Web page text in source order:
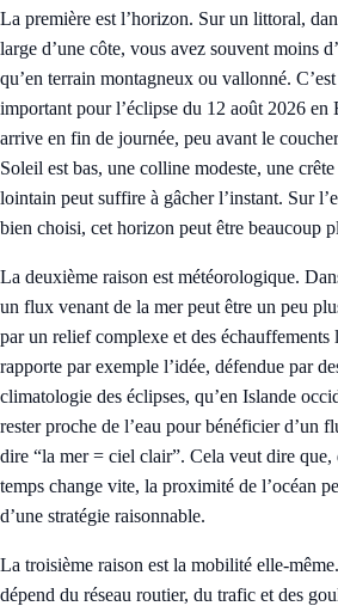
La première est l’horizon. Sur un littoral,
large d’une côte, vous avez souvent moins
qu’en terrain montagneux ou vallonné.
important pour l’éclipse du 12 août 2026 en
arrive en fin de journée, peu avant le
Soleil est bas, une colline modeste, une
lointain peut suffire à gâcher l’instant. Sur
bien choisi, cet horizon peut être beaucoup
La deuxième raison est météorologique.
un flux venant de la mer peut être un peu
par un relief complexe et des échauffements
rapporte par exemple l’idée, défendue par
climatologie des éclipses, qu’en Islande
rester proche de l’eau pour bénéficier d’un
dire “la mer = ciel clair”. Cela veut dire que,
temps change vite, la proximité de l’océan
d’une stratégie raisonnable.
La troisième raison est la mobilité elle-
dépend du réseau routier, du trafic et des